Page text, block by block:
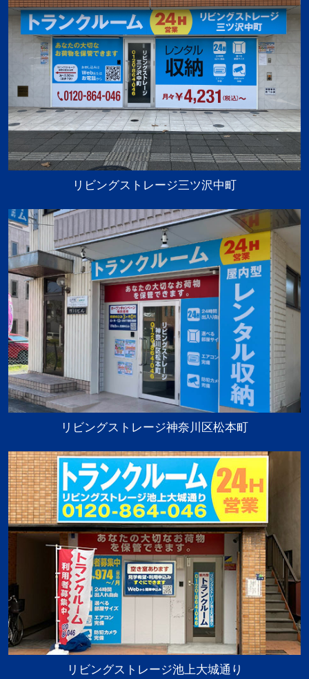
リビングストレージ三ツ沢中町
リビングストレージ神奈川区松本町
リビングストレージ池上大城通り